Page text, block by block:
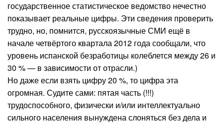
государственное статистическое ведомство нечестно
показывает реальные цифры. Эти сведения проверить
трудно, но, помнится, русскоязычные СМИ ещё в
начале четвёртого квартала 2012 года сообщали, что
уровень испанской безработицы колеблется между 26 и
30 % — в зависимости от отрасли.)
Но даже если взять цифру 20 %, то цифра эта
огромная. Судите сами: пятая часть (!!!)
трудоспособного, физически и/или интеллектуально
сильного населения вынуждена слоняться без дела и